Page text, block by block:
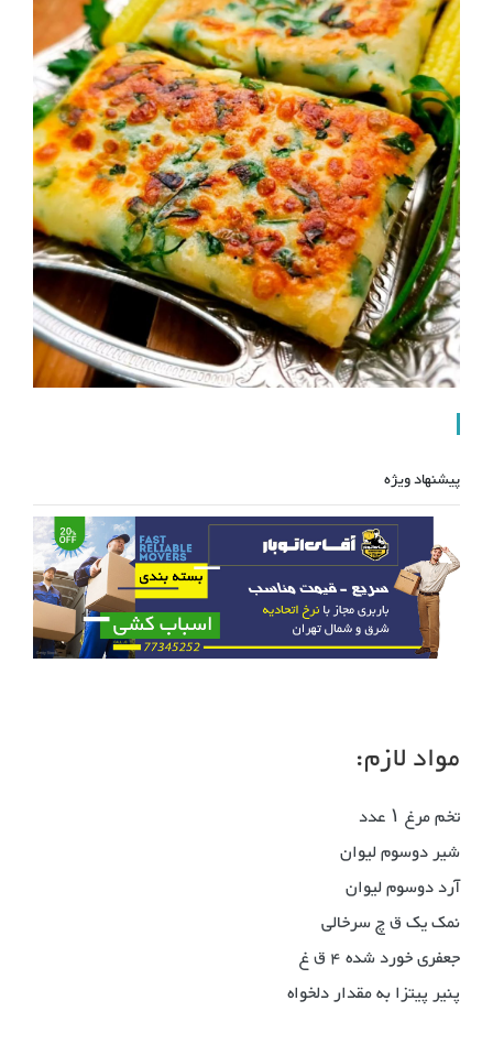
پیشنهاد ویژه
مواد لازم:
تخم مرغ ۱ عدد
شیر دوسوم لیوان
آرد دوسوم لیوان
نمک یک ق چ سرخالی
جعفری خورد شده ۴ ق غ
پنیر پیتزا به مقدار دلخواه